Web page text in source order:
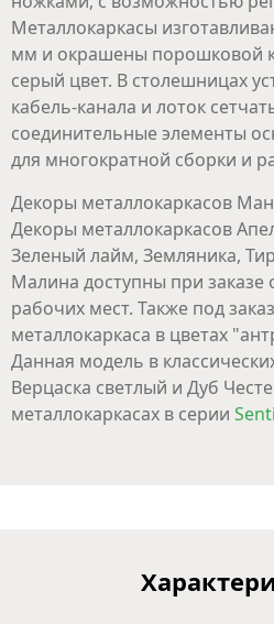
Металлокаркасы
мм и окрашены порошковой
серый цвет. В столешницах
кабель-канала и лоток
соединительные элементы
для многократной сборки и
Декоры металлокаркасов
Декоры металлокаркасов
Зеленый лайм, Земляника,
Малина доступны при заказе
рабочих мест. Также под
металлокаркаса в цветах
Данная модель в
Верцаска светлый и Дуб
металлокаркасах в серии